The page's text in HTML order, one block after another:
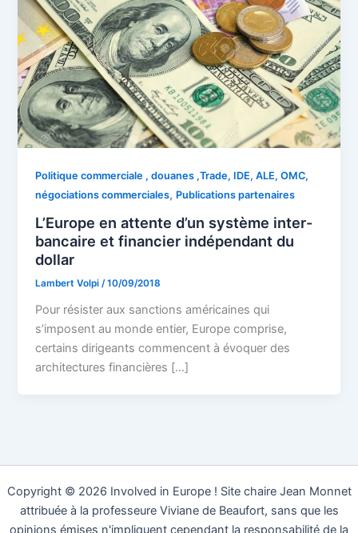
Politique commerciale , douanes ,Trade, IDE, ALE, OMC,
négociations commerciales, Publications partenaires
L’Europe en attente d’un système inter-
bancaire et financier indépendant du
dollar
Lambert Volpi/10/09/2018
Pour résister aux sanctions américaines qui
s’imposent au monde entier, Europe comprise,
certains dirigeants commencent à évoquer des
architectures financières […]
Copyright © 2026 Involved in Europe ! Site chaire Jean Monnet
attribuée à la professeure Viviane de Beaufort, sans que les
opinions émises n'impliquent cependant la responsabilité de la